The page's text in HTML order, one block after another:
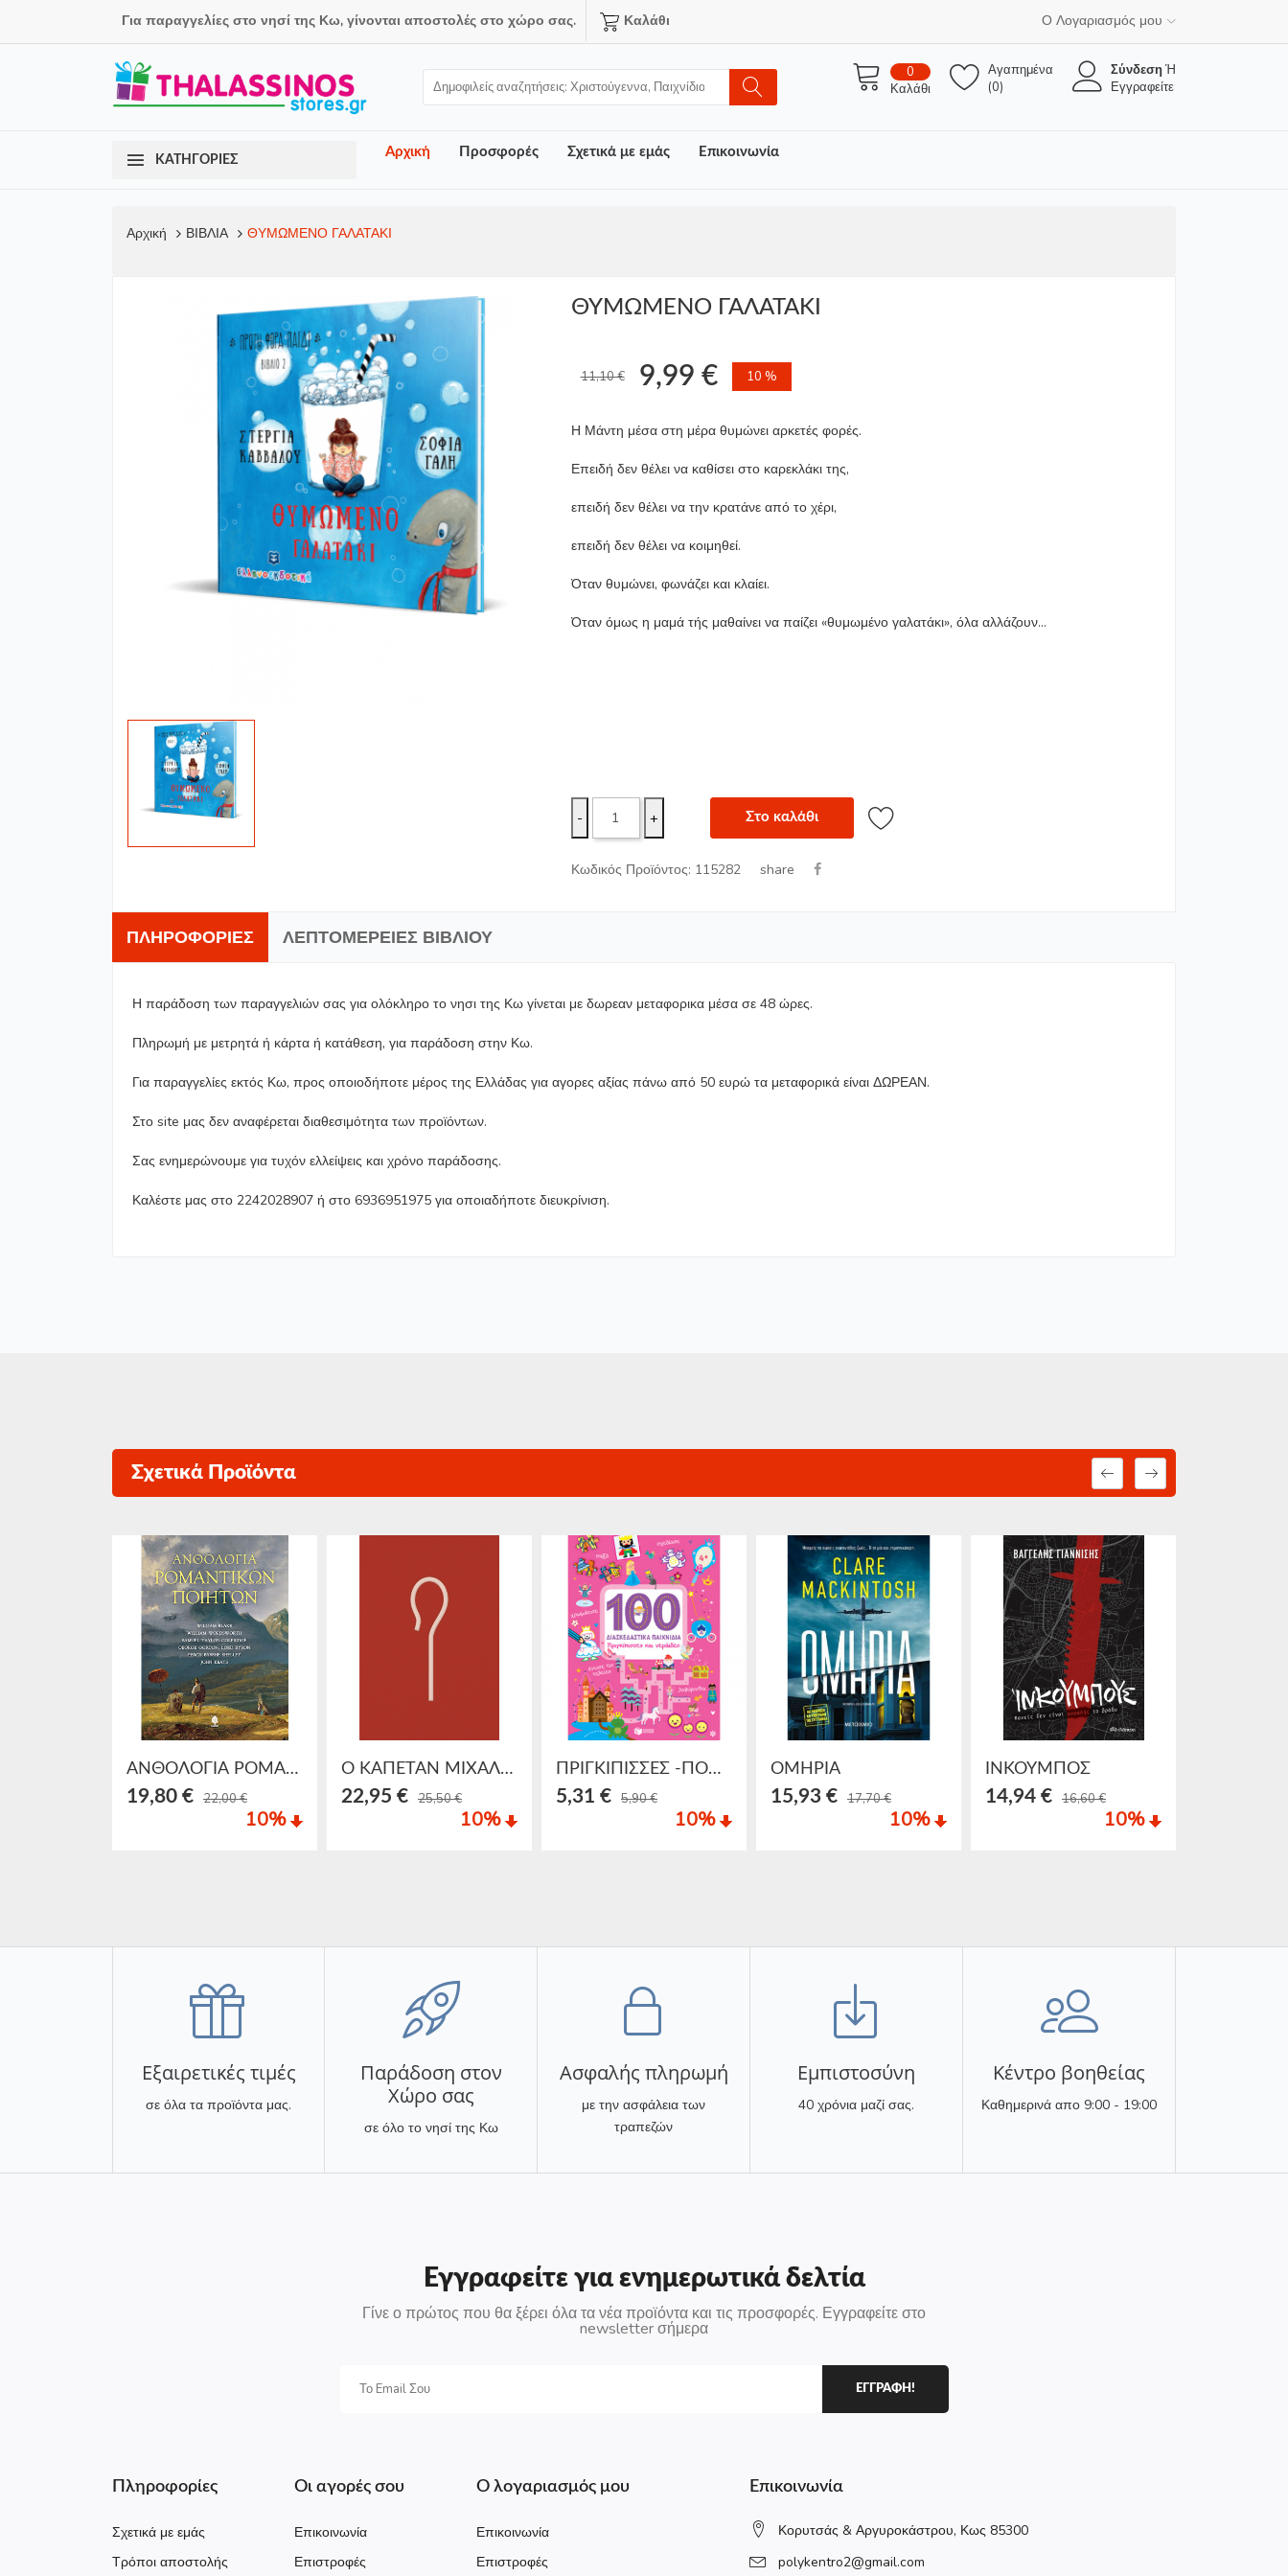
Για παραγγελίες στο νησί της Κω, γίνονται αποστολές στο χώρο σας. Καλάθι Ο Λογαριασμός μου
0
Καλάθι
Αγαπημένα
(0)
ΣύνδεσηΉ
Εγγραφείτε
ΚΑΤΗΓΟΡΙΕΣ
Αρχική Προσφορές Σχετικά με εμάς Επικοινωνία
Αρχική ΒΙΒΛΙΑ ΘΥΜΩΜΕΝΟ ΓΑΛΑΤΑΚΙ
ΘΥΜΩΜΕΝΟ ΓΑΛΑΤΑΚΙ
11,10 € 9,99 € 10 %
Η Μάντη μέσα στη μέρα θυμώνει αρκετές φορές.
Επειδή δεν θέλει να καθίσει στο καρεκλάκι της,
επειδή δεν θέλει να την κρατάνε από το χέρι,
επειδή δεν θέλει να κοιμηθεί.
Όταν θυμώνει, φωνάζει και κλαίει.
Όταν όμως η μαμά τής μαθαίνει να παίζει «θυμωμένο γαλατάκι», όλα αλλάζουν...
- + Στο καλάθι
Κωδικός Προϊόντος: 115282 share
ΠΛΗΡΟΦΟΡΊΕΣ ΛΕΠΤΟΜΈΡΕΙΕΣ ΒΙΒΛΊΟΥ
Η παράδοση των παραγγελιών σας για ολόκληρο το νησι της Κω γίνεται με δωρεαν μεταφορικα μέσα σε 48 ώρες.
Πληρωμή με μετρητά ή κάρτα ή κατάθεση, για παράδοση στην Κω.
Για παραγγελίες εκτός Κω, προς οποιοδήποτε μέρος της Ελλάδας για αγορες αξίας πάνω από 50 ευρώ τα μεταφορικά είναι ΔΩΡΕΑΝ.
Στο site μας δεν αναφέρεται διαθεσιμότητα των προϊόντων.
Σας ενημερώνουμε για τυχόν ελλείψεις και χρόνο παράδοσης.
Καλέστε μας στο 2242028907 ή στο 6936951975 για οποιαδήποτε διευκρίνιση.
Σχετικά Προϊόντα
ΑΝΘΟΛΟΓΙΑ ΡΟΜΑΝΤΙΚΩΝ ΠΟΙΗΤΩΝ
19,80 € 22,00 €
10%
Ο ΚΑΠΕΤΑΝ ΜΙΧΑΛΗΣ (ΣΚΛΗΡΟΔΕΤΟ)
22,95 € 25,50 €
10%
ΠΡΙΓΚΙΠΙΣΣΕΣ -ΠΟΔΟΣΦΑΙΡΟ 100 ΔΙΑΣΚΕΔΑΣΤΙΚΑ ΠΑΙΧΝΙΔΙΑ
5,31 € 5,90 €
10%
ΟΜΗΡΙΑ
15,93 € 17,70 €
10%
ΙΝΚΟΥΜΠΟΣ
14,94 € 16,60 €
10%
Εξαιρετικές τιμές
σε όλα τα προϊόντα μας.
Παράδοση στον
Χώρο σας
σε όλο το νησί της Κω
Ασφαλής πληρωμή
με την ασφάλεια των
τραπεζών
Eμπιστοσύνη
40 χρόνια μαζί σας.
Κέντρο βοηθείας
Καθημερινά απο 9:00 - 19:00
Εγγραφείτε για ενημερωτικά δελτία
Γίνε ο πρώτος που θα ξέρει όλα τα νέα προϊόντα και τις προσφορές. Εγγραφείτε στο
newsletter σήμερα
ΕΓΓΡΑΦΗ!
Πληροφορίες
Σχετικά με εμάς
Τρόποι αποστολής
Οι αγορές σου
Επικοινωνία
Επιστροφές
Ο λογαριασμός μου
Επικοινωνία
Επιστροφές
Επικοινωνία
Κορυτσάς & Αργυροκάστρου, Κως 85300
polykentro2@gmail.com